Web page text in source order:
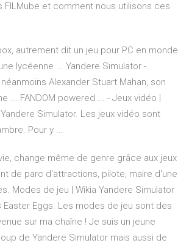
FILMube et comment nous utilisons ces
autrement dit un jeu pour PC en monde
lycéenne ... Yandere Simulator -
Alexander Stuart Mahan, son
... FANDOM powered ... - Jeux vidéo |
Simulator. Les jeux vidéo sont
Pour y ...
change même de genre grâce aux jeux
de parc d'attractions, pilote, maire d'une
Modes de jeu | Wikia Yandere Simulator
Easter Eggs. Les modes de jeu sont des
sur ma chaîne ! Je suis un jeune
de Yandere Simulator mais aussi de